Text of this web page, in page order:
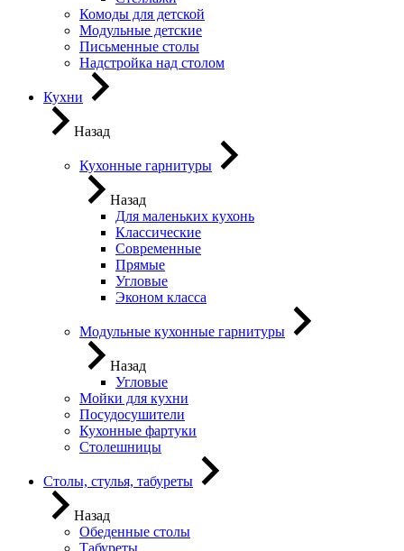
Комоды для детской
Модульные детские
Письменные столы
Надстройка над столом
Кухни
Назад
Кухонные гарнитуры
Назад
Для маленьких кухонь
Классические
Современные
Прямые
Угловые
Эконом класса
Модульные кухонные гарнитуры
Назад
Угловые
Мойки для кухни
Посудосушители
Кухонные фартуки
Столешницы
Столы, стулья, табуреты
Назад
Обеденные столы
Табуреты